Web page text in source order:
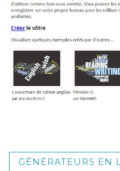
GÉNÉRATEURS EN